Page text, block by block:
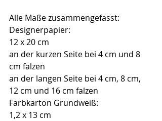
Alle Maße zusammengefasst:
Designerpapier:
12 x 20 cm
an der kurzen Seite bei 4 cm und 8
cm falzen
an der langen Seite bei 4 cm, 8 cm,
12 cm und 16 cm falzen
Farbkarton Grundweiß:
1,2 x 13 cm